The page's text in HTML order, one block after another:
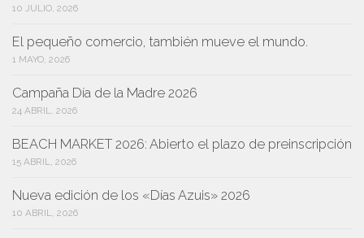
10 JULIO, 2026
El pequeño comercio, también mueve el mundo.
1 MAYO, 2026
Campaña Día de la Madre 2026
24 ABRIL, 2026
BEACH MARKET 2026: Abierto el plazo de preinscripción
15 ABRIL, 2026
Nueva edición de los «Días Azuis» 2026
10 ABRIL, 2026